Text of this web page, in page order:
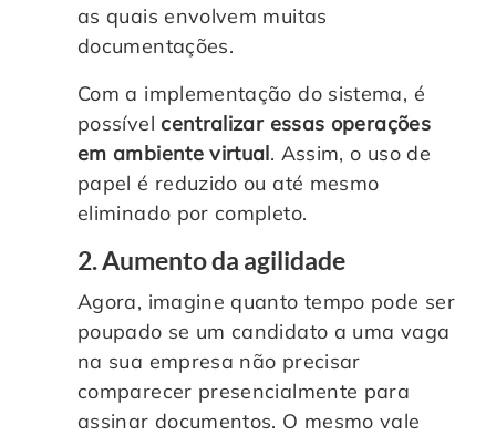
as quais envolvem muitas
documentações.
Com a implementação do sistema, é
possível centralizar essas operações
em ambiente virtual. Assim, o uso de
papel é reduzido ou até mesmo
eliminado por completo.
2. Aumento da agilidade
Agora, imagine quanto tempo pode ser
poupado se um candidato a uma vaga
na sua empresa não precisar
comparecer presencialmente para
assinar documentos. O mesmo vale